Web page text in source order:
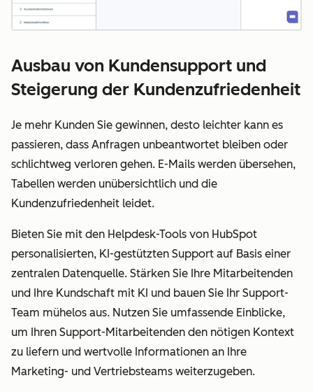
Ausbau von Kundensupport und
Steigerung der Kundenzufriedenheit
Je mehr Kunden Sie gewinnen, desto leichter kann es
passieren, dass Anfragen unbeantwortet bleiben oder
schlichtweg verloren gehen. E-Mails werden übersehen,
Tabellen werden unübersichtlich und die
Kundenzufriedenheit leidet.
Bieten Sie mit den Helpdesk-Tools von HubSpot
personalisierten, KI-gestützten Support auf Basis einer
zentralen Datenquelle. Stärken Sie Ihre Mitarbeitenden
und Ihre Kundschaft mit KI und bauen Sie Ihr Support-
Team mühelos aus. Nutzen Sie umfassende Einblicke,
um Ihren Support-Mitarbeitenden den nötigen Kontext
zu liefern und wertvolle Informationen an Ihre
Marketing- und Vertriebsteams weiterzugeben.